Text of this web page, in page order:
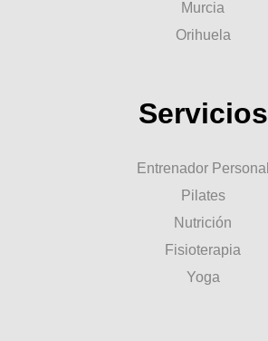
Murcia
Orihuela
Servicios
Entrenador Personal
Pilates
Nutrición
Fisioterapia
Yoga